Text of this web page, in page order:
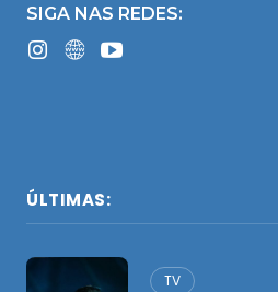
SIGA NAS REDES:
ÚLTIMAS:
TV